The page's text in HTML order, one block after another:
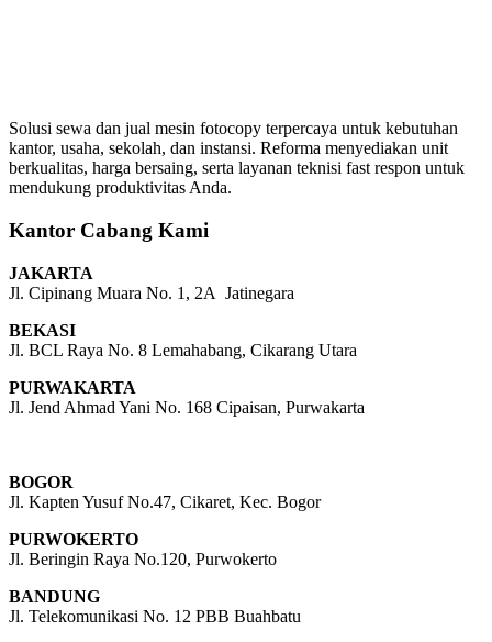
Solusi sewa dan jual mesin fotocopy terpercaya untuk kebutuhan
kantor, usaha, sekolah, dan instansi. Reforma menyediakan unit
berkualitas, harga bersaing, serta layanan teknisi fast respon untuk
mendukung produktivitas Anda.
Kantor Cabang Kami
JAKARTA
Jl. Cipinang Muara No. 1, 2A Jatinegara
BEKASI
Jl. BCL Raya No. 8 Lemahabang, Cikarang Utara
PURWAKARTA
Jl. Jend Ahmad Yani No. 168 Cipaisan, Purwakarta
BOGOR
Jl. Kapten Yusuf No.47, Cikaret, Kec. Bogor
PURWOKERTO
Jl. Beringin Raya No.120, Purwokerto
BANDUNG
Jl. Telekomunikasi No. 12 PBB Buahbatu